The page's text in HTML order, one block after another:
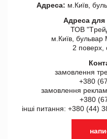
Адреса: м.Київ,
Адреса для
ТОВ
м.Київ, бульвар
2
замовлення
+380
замовлення
+380
інші питання: +380 (44)